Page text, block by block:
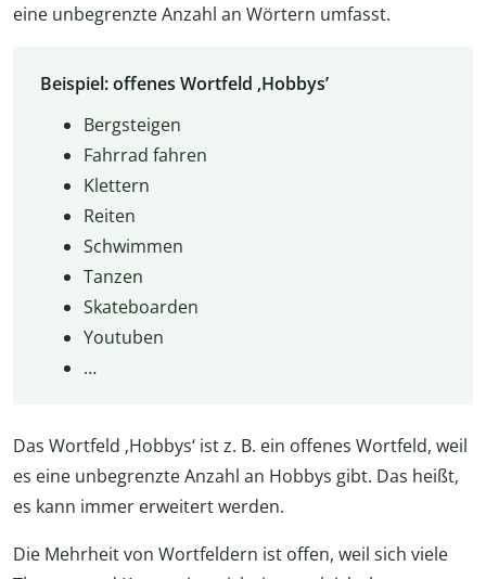
eine unbegrenzte Anzahl an Wörtern umfasst.
Beispiel: offenes Wortfeld ‚Hobbys’
Bergsteigen
Fahrrad fahren
Klettern
Reiten
Schwimmen
Tanzen
Skateboarden
Youtuben
…
Das Wortfeld ‚Hobbys‘ ist z. B. ein offenes Wortfeld, weil
es eine unbegrenzte Anzahl an Hobbys gibt. Das heißt,
es kann immer erweitert werden.
Die Mehrheit von Wortfeldern ist offen, weil sich viele